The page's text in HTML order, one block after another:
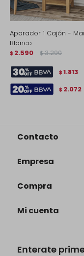
Aparador 1 Cajón -
Blanco
$ 2.590 $ 3.290
$ 1.813
$ 2.072
Enterate
Contacto
Empresa
Compra
Mi cuenta